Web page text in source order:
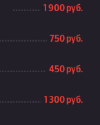
1 900 руб.
750 руб.
450 руб.
1 300 руб.